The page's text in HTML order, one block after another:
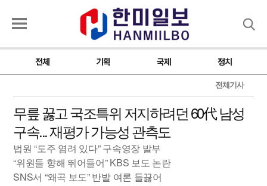
전체 기획 국제 정치
전체기사
무릎 꿇고 국조특위 저지하려던 60代 남성
구속... 재평가 가능성 관측도
법원 “도주 염려 있다” 구속영장 발부
“위원들 향해 뛰어들어” KBS 보도 논란
SNS서 “왜곡 보도” 반발 여론 들끓어